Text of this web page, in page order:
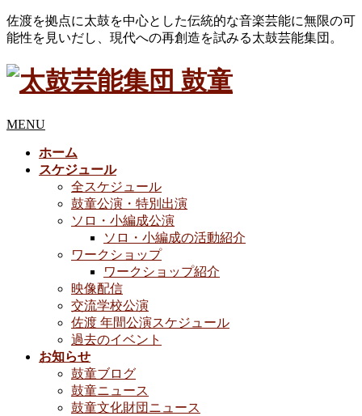
佐渡を拠点に太鼓を中心とした伝統的な音楽芸能に無限の可
能性を見いだし、現代への再創造を試みる太鼓芸能集団。
MENU
ホーム
スケジュール
全スケジュール
鼓童公演・特別出演
ソロ・小編成公演
ソロ・小編成の活動紹介
ワークショップ
ワークショップ紹介
映像配信
交流学校公演
佐渡 年間公演スケジュール
過去のイベント
お知らせ
鼓童ブログ
鼓童ニュース
鼓童文化財団ニュース